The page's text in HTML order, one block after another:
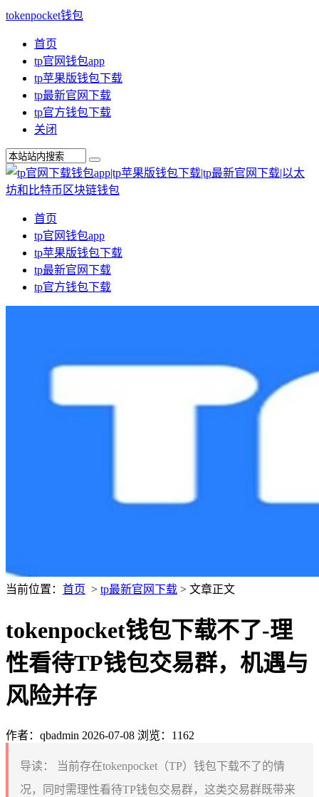
tokenpocket钱包
首页
tp官网钱包app
tp苹果版钱包下载
tp最新官网下载
tp官方钱包下载
关闭
首页
tp官网钱包app
tp苹果版钱包下载
tp最新官网下载
tp官方钱包下载
当前位置： 首页 > tp最新官网下载 > 文章正文
tokenpocket钱包下载不了-理
性看待TP钱包交易群，机遇与
风险并存
作者：qbadmin 2026-07-08 浏览：1162
导读：
当前存在tokenpocket（TP）钱包下载不了的情
况，同时需理性看待TP钱包交易群，这类交易群既带来